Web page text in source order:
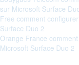
sur Microsoft Surface
Free comment
Surface Duo 2
Orange France
Microsoft Surface Duo 2